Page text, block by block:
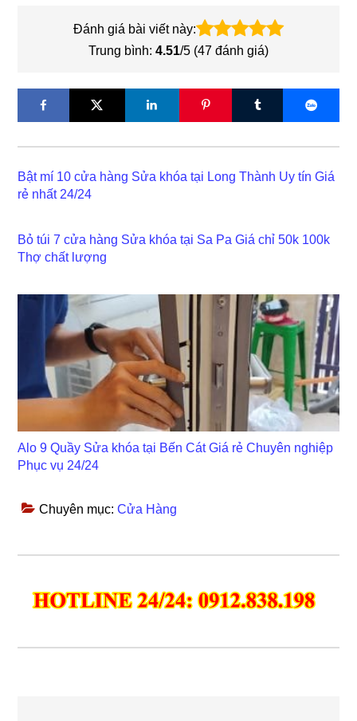
Đánh giá bài viết này:
Trung bình: 4.51/5 (47 đánh giá)
Bật mí 10 cửa hàng Sửa khóa tại Long Thành Uy tín Giá
rẻ nhất 24/24
Bỏ túi 7 cửa hàng Sửa khóa tại Sa Pa Giá chỉ 50k 100k
Thợ chất lượng
Alo 9 Quầy Sửa khóa tại Bến Cát Giá rẻ Chuyên nghiệp
Phục vụ 24/24
Chuyên mục:Cửa Hàng